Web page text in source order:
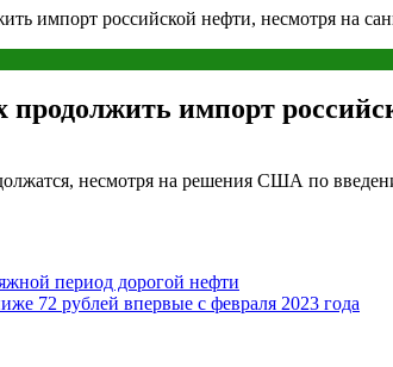
импорт российской нефти, несмотря на
продолжить импорт
несмотря на решения США по
период дорогой нефти
72 рублей впервые с февраля 2023 года